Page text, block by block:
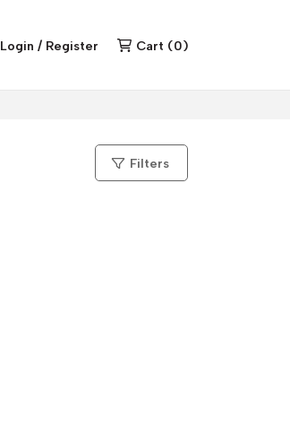
Login / Register Cart (0)
Filters